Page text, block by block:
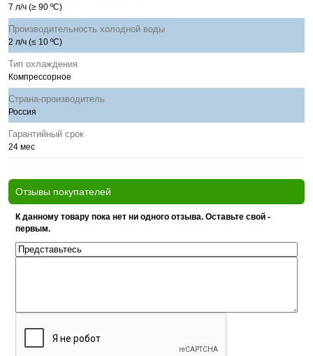
7 л/ч (≥ 90 ºС)
Производительность холодной воды
2 л/ч (≤ 10 ºС)
Тип охлаждения
Компрессорное
Страна-производитель
Россия
Гарантийный срок
24 мес
Отзывы покупателей
К данному товару пока нет ни одного отзыва. Оставьте свой -
первым.